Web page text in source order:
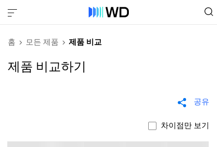
홈 모든 제품 제품 비교
제품 비교하기
공유
차이점만 보기